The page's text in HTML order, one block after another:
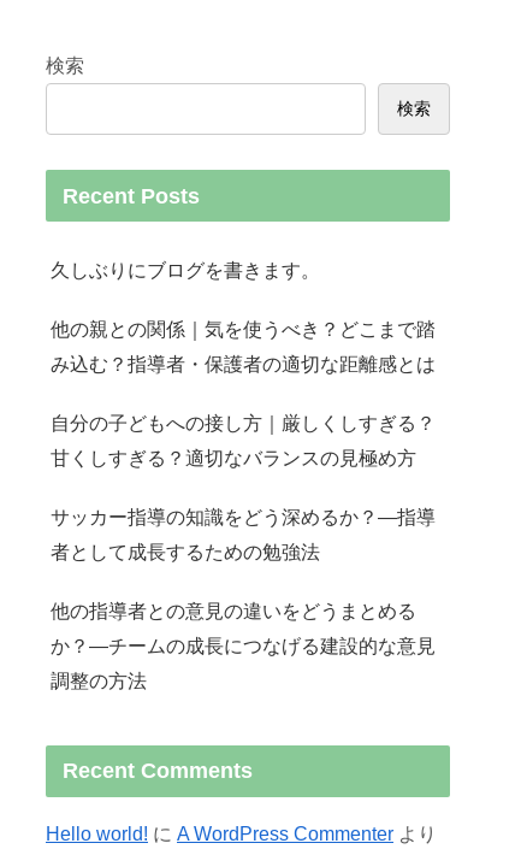
検索
検索
Recent Posts
久しぶりにブログを書きます。
他の親との関係｜気を使うべき？どこまで踏
み込む？指導者・保護者の適切な距離感とは
自分の子どもへの接し方｜厳しくしすぎる？
甘くしすぎる？適切なバランスの見極め方
サッカー指導の知識をどう深めるか？—指導
者として成長するための勉強法
他の指導者との意見の違いをどうまとめる
か？—チームの成長につなげる建設的な意見
調整の方法
Recent Comments
Hello world! に A WordPress Commenter より